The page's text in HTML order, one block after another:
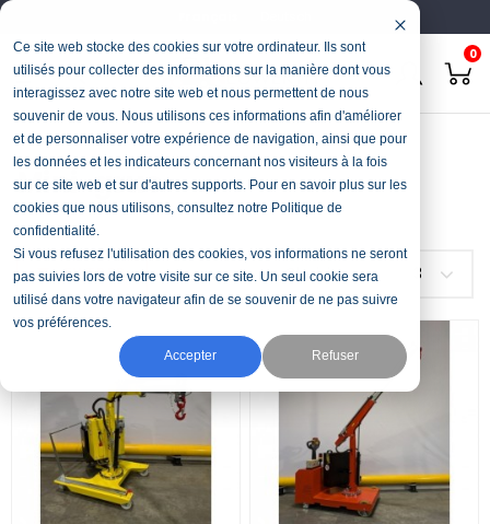
Ce site web stocke des cookies sur votre ordinateur. Ils sont
utilisés pour collecter des informations sur la manière dont vous
interagissez avec notre site web et nous permettent de nous
souvenir de vous. Nous utilisons ces informations afin d'améliorer
et de personnaliser votre expérience de navigation, ainsi que pour
les données et les indicateurs concernant nos visiteurs à la fois
sur ce site web et sur d'autres supports. Pour en savoir plus sur les
cookies que nous utilisons, consultez notre Politique de
confidentialité.
Si vous refusez l'utilisation des cookies, vos informations ne seront
pas suivies lors de votre visite sur ce site. Un seul cookie sera
utilisé dans votre navigateur afin de se souvenir de ne pas suivre
vos préférences.
Accepter Refuser
0
Accueil Stock & Occasions Mini-grue
Mini-grue
FILTRER Choisir 3